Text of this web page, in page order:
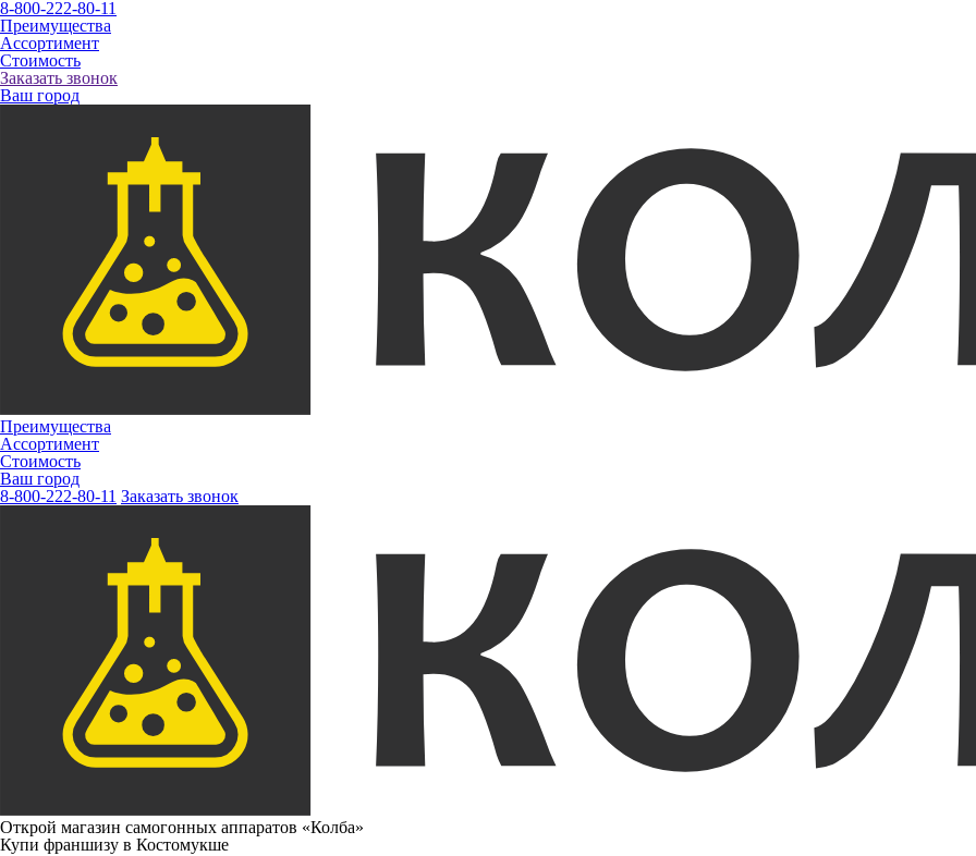
8-800-222-80-11
Преимущества
Ассортимент
Стоимость
Заказать звонок
Ваш город
Преимущества
Ассортимент
Стоимость
Ваш город
8-800-222-80-11 Заказать звонок
Открой магазин самогонных аппаратов «Колба»
Купи франшизу в Костомукше